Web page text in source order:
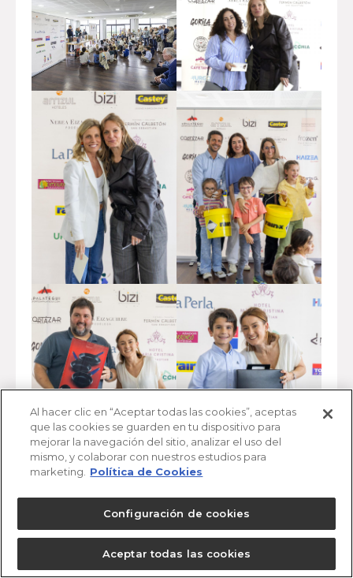
Al hacer clic en “Aceptar todas las cookies”, aceptas
que las cookies se guarden en tu dispositivo para
mejorar la navegación del sitio, analizar el uso del
mismo, y colaborar con nuestros estudios para
marketing.
Política de Cookies
Configuración de cookies
Aceptar todas las cookies